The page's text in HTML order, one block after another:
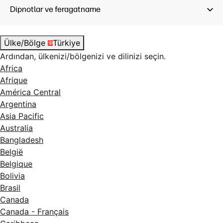
Dipnotlar ve feragatname
Ülke/Bölge
Türkiye
Ardından, ülkenizi/bölgenizi ve dilinizi seçin.
Africa
Afrique
América Central
Argentina
Asia Pacific
Australia
Bangladesh
België
Belgique
Bolivia
Brasil
Canada
Canada - Français